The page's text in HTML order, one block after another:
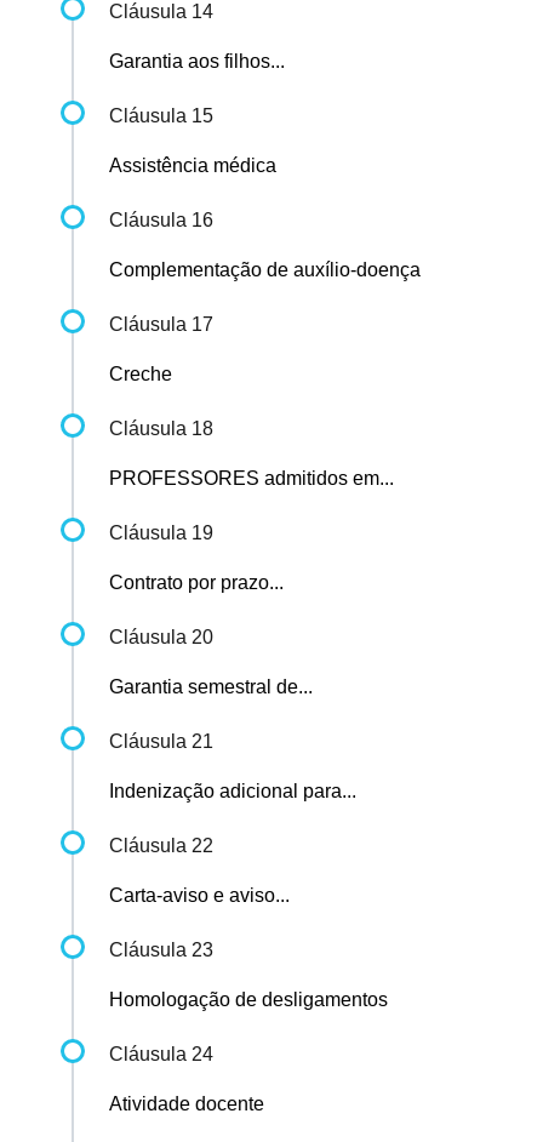
Cláusula 14
Garantia aos filhos...
Cláusula 15
Assistência médica
Cláusula 16
Complementação de auxílio-doença
Cláusula 17
Creche
Cláusula 18
PROFESSORES admitidos em...
Cláusula 19
Contrato por prazo...
Cláusula 20
Garantia semestral de...
Cláusula 21
Indenização adicional para...
Cláusula 22
Carta-aviso e aviso...
Cláusula 23
Homologação de desligamentos
Cláusula 24
Atividade docente